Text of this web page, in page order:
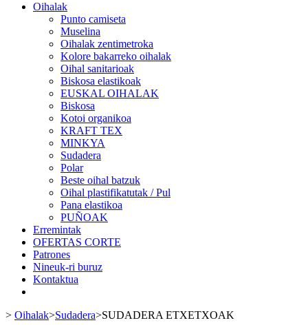
Oihalak
Punto camiseta
Muselina
Oihalak zentimetroka
Kolore bakarreko oihalak
Oihal sanitarioak
Biskosa elastikoak
EUSKAL OIHALAK
Biskosa
Kotoi organikoa
KRAFT TEX
MINKYA
Sudadera
Polar
Beste oihal batzuk
Oihal plastifikatutak / Pul
Pana elastikoa
PUÑOAK
Erremintak
OFERTAS CORTE
Patrones
Nineuk-ri buruz
Kontaktua
> Oihalak>Sudadera>SUDADERA ETXETXOAK